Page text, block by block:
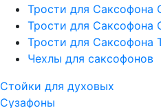
Трости для Саксофона
Трости для Саксофона
Трости для Саксофона
Чехлы для саксофонов
Стойки для духовых
Сузафоны